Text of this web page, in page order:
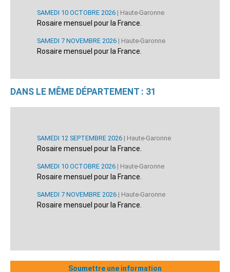
SAMEDI 10 OCTOBRE 2026 | Haute-Garonne
Rosaire mensuel pour la France.
SAMEDI 7 NOVEMBRE 2026 | Haute-Garonne
Rosaire mensuel pour la France.
DANS LE MÊME DÉPARTEMENT : 31
SAMEDI 12 SEPTEMBRE 2026 | Haute-Garonne
Rosaire mensuel pour la France.
SAMEDI 10 OCTOBRE 2026 | Haute-Garonne
Rosaire mensuel pour la France.
SAMEDI 7 NOVEMBRE 2026 | Haute-Garonne
Rosaire mensuel pour la France.
Soumettre une information